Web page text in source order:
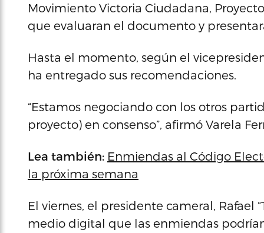
Movimiento Victoria Ciudadana,
que evaluaran el documento y
Hasta el momento, según el
ha entregado sus recomendaciones.
“Estamos negociando con los otros
proyecto) en consenso”, afirmó Varela
Lea también: Enmiendas al Código
la próxima semana
El viernes, el presidente cameral, Rafael
medio digital que las enmiendas